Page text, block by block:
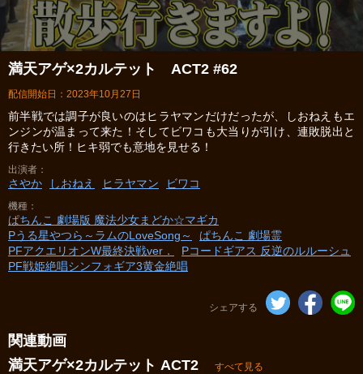
満天アゲ×2カルテット ACT2 #62
配信開始日：2023年10月27日
前半戦では調子が良いのはヒラヤマンだけだったが、しおねえもエ
ンジンが温まって来た！そしてビワコも大当りが引け、連敗脱出と
行きたい所！ヒキ弱でも意地を見せる！
出演者
さやか しおねえ ヒラヤマン ビワコ
機種
ぱちんこ 劇場版 魔法少女まどか☆マギカ
Pうる星やつら～ラムのLoveSong～
ぱちんこ 劇場霊
PFアクエリオンW最終決戦ver．
Pコードギアス 反逆のルルーシュ
PF戦姫絶唱シンフォギア3黄金絶唱
シェアする
関連動画
満天アゲ×2カルテット ACT2
すべて見る